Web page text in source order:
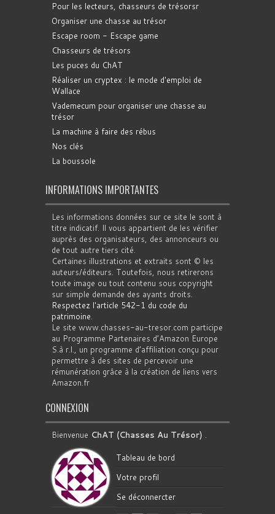
Pour les lecteurs, chasseurs de trésorsr
Organiser une chasse au trésor
Escape room - Escape game
Chasseurs de trésors
Les puces du ChAT
Réaliser un cryptex : le mode d'emploi de
Wallace
Vademecum pour organiser une chasse au
trésor
La machine à faire des rébus
Nos clés
La boussole
INFORMATIONS IMPORTANTES
Les informations données sur ce site le sont à
titre indicatif. Il vous appartient de les vérifier
auprès des organisateurs, des annonceurs ou
de tout autre tiers cité.
Certaines illustrations et extraits sont © les
auteurs/éditeurs. Toutefois, nous retirerons
toute image ou tout contenu sous copyright
sur simple demande des ayants droits.
Respectez l'article 542-1 du code du
patrimoine.
Le site www.chasses-au-tresor.com participe
au Programme Partenaires d’Amazon Europe
S.à r.l., un programme d’affiliation conçu pour
permettre à des sites de percevoir une
rémunération grâce à la création de liens vers
Amazon.fr
CONNEXION
Bienvenue ChAT (Chasses Au Trésor) .
Tableau de bord
Votre profil
Se déconnercter